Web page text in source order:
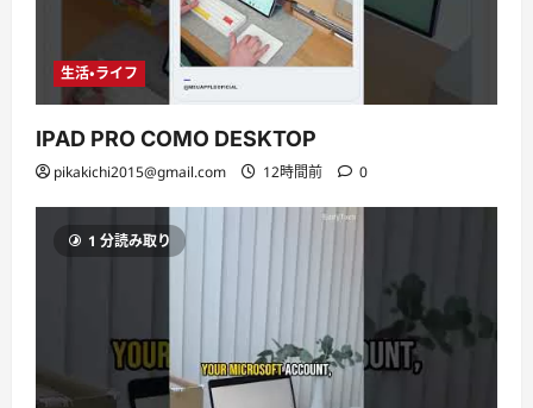
生活・ライフ
IPAD PRO COMO DESKTOP
pikakichi2015@gmail.com 12時間前 0
1 分読み取り